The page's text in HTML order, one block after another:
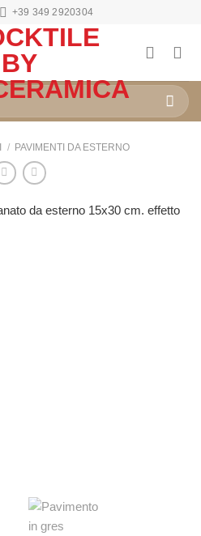
+39 349 2920304
/ PAVIMENTI DA ESTERNO